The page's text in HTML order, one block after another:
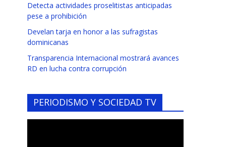
Detecta actividades proselitistas anticipadas
pese a prohibición
Develan tarja en honor a las sufragistas
dominicanas
Transparencia Internacional mostrará avances
RD en lucha contra corrupción
PERIODISMO Y SOCIEDAD TV